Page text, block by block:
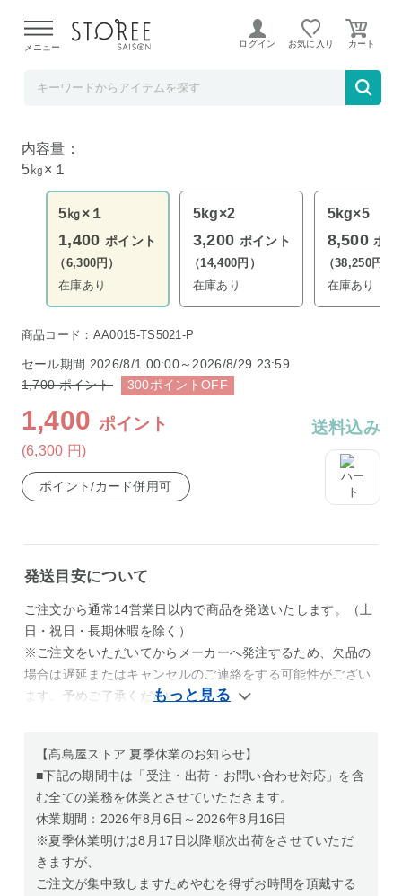
よる配送遅延が発生しております。
メニュー ログイン お気に入り
新潟県南魚沼産 コシヒカリ 5kg 令和７年産
内容量：
5㎏×１
5㎏×１
1,400 ポイント
（6,300円）
在庫あり
5kg×2
3,200 ポイント
（14,400円）
在庫あり
5kg×5
8,500 ポ
（38,250円）
在庫あり
商品コード：AA0015-TS5021-P
セール期間 2026/8/1 00:00～2026/8/29 23:59
1,700ポイント 300ポイントOFF
1,400 ポイント
(6,300 円)
送料込み
ポイント/カード併用可
発送目安について
ご注文から通常14営業日以内で商品を発送いたします。（土
日・祝日・長期休暇を除く）
※ご注文をいただいてからメーカーへ発注するため、欠品の
場合は遅延またはキャンセルのご連絡をする可能性がござい
ます。予めご了承ください。
【髙島屋ストア 夏季休業のお知らせ】
■下記の期間中は「受注・出荷・お問い合わせ対応」を含
む全ての業務を休業とさせていただきます。
休業期間：2026年8月6日～2026年8月16日
※夏季休業明けは8月17日以降順次出荷をさせていただ
きますが、
ご注文が集中致しますためやむを得ずお時間を頂戴する